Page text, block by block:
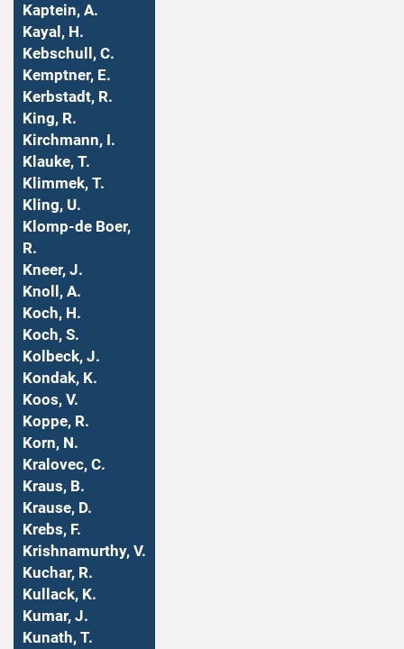
Kaptein, A.
Kayal, H.
Kebschull, C.
Kemptner, E.
Kerbstadt, R.
King, R.
Kirchmann, I.
Klauke, T.
Klimmek, T.
Kling, U.
Klomp-de Boer,
R.
Kneer, J.
Knoll, A.
Koch, H.
Koch, S.
Kolbeck, J.
Kondak, K.
Koos, V.
Koppe, R.
Korn, N.
Kralovec, C.
Kraus, B.
Krause, D.
Krebs, F.
Krishnamurthy, V.
Kuchar, R.
Kullack, K.
Kumar, J.
Kunath, T.